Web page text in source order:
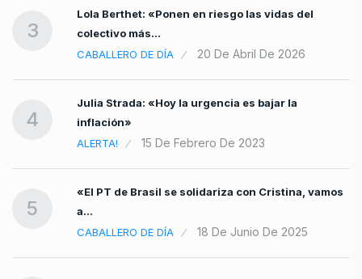
3
Lola Berthet: «Ponen en riesgo las vidas del
colectivo más…
CABALLERO DE DÍA
20 De Abril De 2026
4
Julia Strada: «Hoy la urgencia es bajar la
inflación»
ALERTA!
15 De Febrero De 2023
5
«El PT de Brasil se solidariza con Cristina, vamos
a…
CABALLERO DE DÍA
18 De Junio De 2025